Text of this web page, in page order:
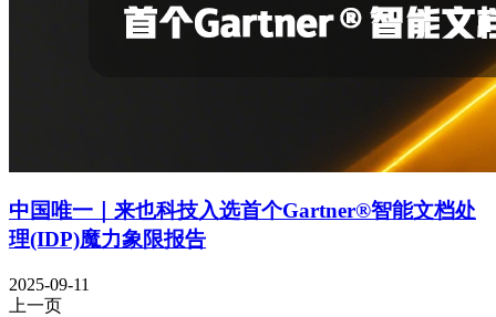
中国唯一｜来也科技入选首个Gartner®智能文档处
理(IDP)魔力象限报告
2025-09-11
上一页